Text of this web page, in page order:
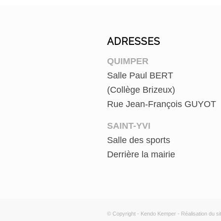
ADRESSES
QUIMPER
Salle Paul BERT
(Collège Brizeux)
Rue Jean-François GUYOT
SAINT-YVI
Salle des sports
Derrière la mairie
© Copyright - Kendo Kemper - Réalisation du